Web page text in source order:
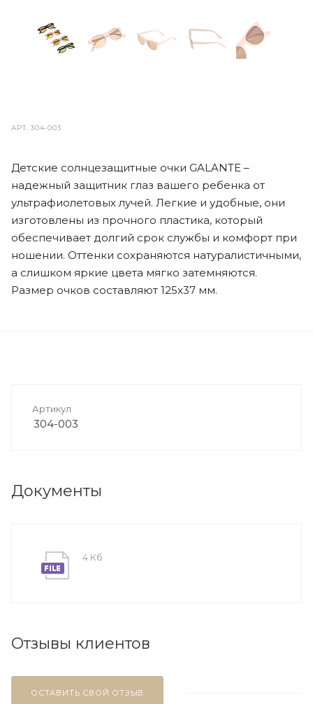
АРТ.304-003
Детские солнцезащитные очки GALANTE –
надежный защитник глаз вашего ребенка от
ультрафиолетовых лучей. Легкие и удобные, они
изготовлены из прочного пластика, который
обеспечивает долгий срок службы и комфорт при
ношении. Оттенки сохраняются натуралистичными,
а слишком яркие цвета мягко затемняются.
Размер очков составляют 125x37 мм.
Артикул
304-003
Документы
4 Кб
Отзывы клиентов
ОСТАВИТЬ СВОЙ ОТЗЫВ